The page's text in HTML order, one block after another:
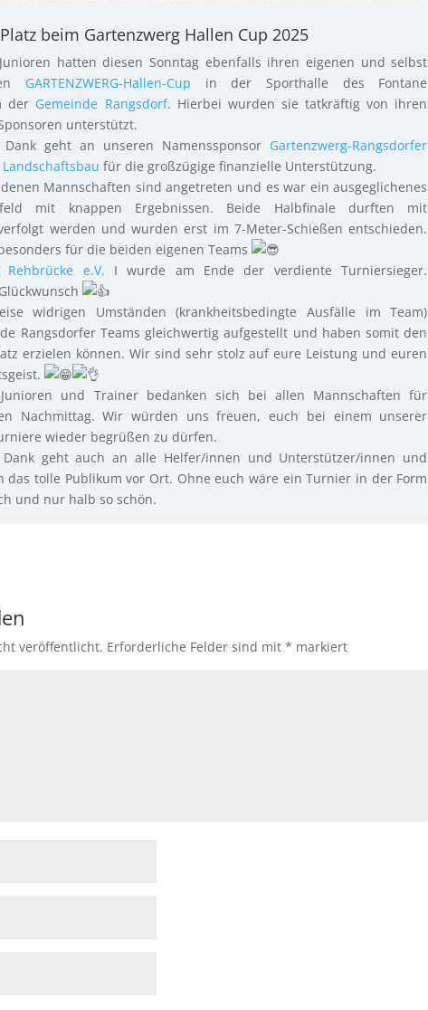
beim Gartenzwerg Hallen Cup 2025
hatten diesen Sonntag ebenfalls ihren eigenen und selbst
GARTENZWERG-Hallen-Cup in der Sporthalle des Fontane
der Gemeinde Rangsdorf. Hierbei wurden sie tatkräftig von ihren
unterstützt.
geht an unseren Namenssponsor Gartenzwerg-Rangsdorfer
für die großzügige finanzielle Unterstützung.
Mannschaften sind angetreten und es war ein ausgeglichenes
mit knappen Ergebnissen. Beide Halbfinale durften mit
werden und wurden erst im 7-Meter-Schießen entschieden.
für die beiden eigenen Teams
Rehbrücke e.V. I wurde am Ende der verdiente Turniersieger.
widrigen Umständen (krankheitsbedingte Ausfälle im Team)
Rangsdorfer Teams gleichwertig aufgestellt und haben somit den
erzielen können. Wir sind sehr stolz auf eure Leistung und euren
Junioren und Trainer bedanken sich bei allen Mannschaften für
Nachmittag. Wir würden uns freuen, euch bei einem unserer
wieder begrüßen zu dürfen.
geht auch an alle Helfer/innen und Unterstützer/innen und
das tolle Publikum vor Ort. Ohne euch wäre ein Turnier in der Form
und nur halb so schön.
veröffentlicht. Erforderliche Felder sind mit* markiert